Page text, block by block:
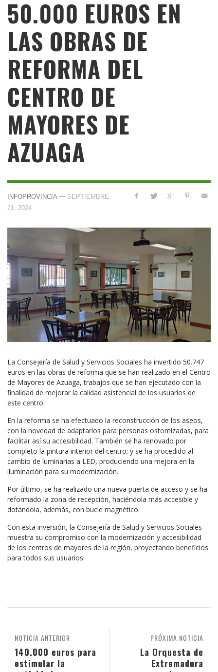
50.000 EUROS EN
LAS OBRAS DE
REFORMA DEL
CENTRO DE
MAYORES DE
AZUAGA
INFOPROVINCIA — SEPTIEMBRE
21, 2024
La Consejería de Salud y Servicios Sociales ha invertido 50.747
euros en las obras de reforma que se han realizado en el Centro
de Mayores de Azuaga, trabajos que se han ejecutado con la
finalidad de mejorar la calidad asistencial de los usuarios de
este centro.
En la reforma se ha efectuado la reconstrucción de los aseos,
con la novedad de adaptarlos para personas ostomizadas, para
facilitar así su accesibilidad. También se ha renovado por
completo la pintura interior del centro; y se ha procedido al
cambio de luminarias a LED, produciendo una mejora en la
iluminación para su modernización.
Por último, se ha realizado una nueva puerta de acceso y se ha
reformado la zona de recepción, haciéndola más accesible y
dotándola, además, con bucle magnético.
Con esta inversión, la Consejería de Salud y Servicios Sociales
muestra su compromiso con la modernización y accesibilidad
de los centros de mayores de la región, proyectando beneficios
para todos sus usuarios.
PRÓXIMA NOTICIA
La Orquesta de
Extremadura
NOTICIA ANTERIOR
140.000 euros para
estimular la